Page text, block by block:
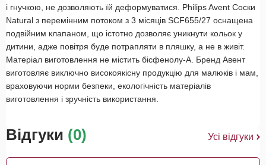
і гнучкою, не дозволяють їй деформуватися. Philips Avent Соски
Natural з перемінним потоком з 3 місяців SCF655/27 оснащена
подвійним клапаном, що істотно дозволяє уникнути кольок у
дитини, адже повітря буде потрапляти в пляшку, а не в живіт.
Матеріал виготовлення не містить бісфенолу-А. Бренд Авент
виготовляє виключно високоякісну продукцію для малюків і мам,
враховуючи норми безпеки, екологічність матеріалів
виготовлення і зручність використання.
Відгуки (0) Усі відгуки